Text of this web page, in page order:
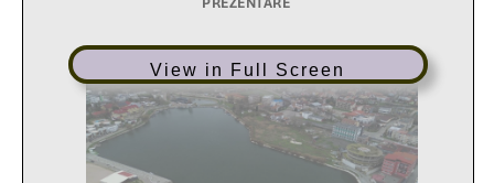
View in Full Screen